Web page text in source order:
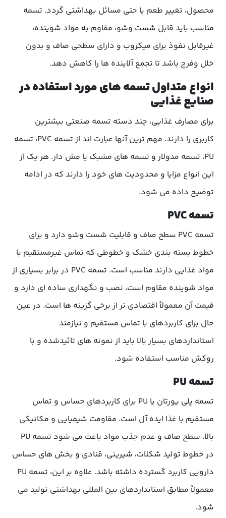
محصول، تغییر طعم یا حتی مسائل بهداشتی گردد. تسمه
مناسب باید قابل شست وشو، مقاوم به مواد شوینده،
غیرقابل نفوذ برای میکروب و دارای سطحی صاف و بدون
خلل وفرج باشد تا تجمع آلاینده ها را کاهش دهد.
انواع متداول تسمه های مورد استفاده در
صنایع غذایی
برای مصارف غذایی، چند دسته تسمه صنعتی بیشترین
کاربری را دارند. مهم ترین آنها عبارت اند از تسمه PVC، تسمه
PU، تسمه مدولار و تسمه های مشبک یا مش دار. هر یک از
این انواع مزایا و محدودیت های خود را دارند که در ادامه
توضیح داده می شود.
تسمه PVC
تسمه PVC سطح صاف و قابلیت شست وشو دارد و برای
خطوط بسته بندی خشک و خطوطی که تماس غیرمستقیم با
مواد غذایی دارند مناسب است. تسمه PVC در برابر بسیاری از
مواد شوینده مقاوم است، نصب و نگهداری ساده ای دارد و
قیمت آن معمولاً اقتصادی تر از برخی گزینه ها است. در عین
حال برای کاربردهای با تماس مستقیم و نیازمند
استانداردهای بسیار بالا باید از نمونه های تائیدشده و با
روکش مناسب استفاده شود.
تسمه PU
تسمه پلی یورتان یا PU برای کاربردهای حساس و تماس
مستقیم با غذا ایده آل است. مقاومت شیمیایی و مکانیکی
بالا، سطح صاف و عدم جذب مواد باعث می شود تسمه PU
در خطوط تولید شکلات، شیرینی، قنادی و بخش های حساس
دارویی کاربرد گسترده داشته باشد. علاوه بر این، تسمه PU
معمولاً مطابق استانداردهای بین المللی بهداشتی تولید می
شود.